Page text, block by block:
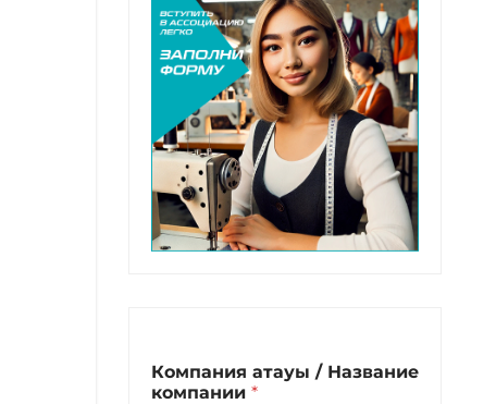
Компания атауы / Название
компании *